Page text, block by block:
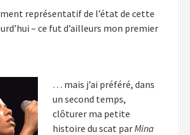
représentatif de l’état de cette
– ce fut d’ailleurs mon premier
… mais j’ai préféré, dans
un second temps,
clôturer ma petite
histoire du scat parMina